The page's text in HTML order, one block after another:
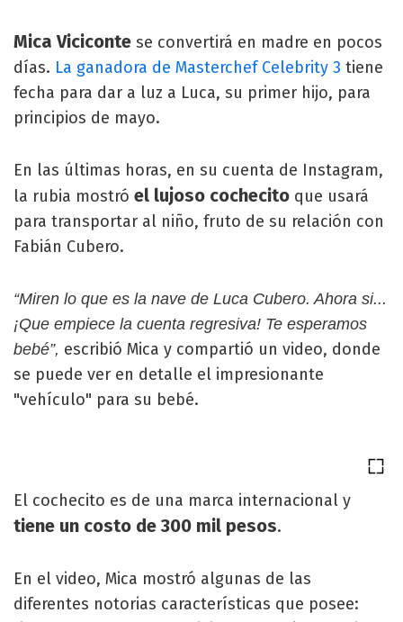
Mica Viciconte se convertirá en madre en pocos
días. La ganadora de Masterchef Celebrity 3 tiene
fecha para dar a luz a Luca, su primer hijo, para
principios de mayo.
En las últimas horas, en su cuenta de Instagram,
la rubia mostró el lujoso cochecito que usará
para transportar al niño, fruto de su relación con
Fabián Cubero.
“Miren lo que es la nave de Luca Cubero. Ahora si...
¡Que empiece la cuenta regresiva! Te esperamos
bebé”, escribió Mica y compartió un video, donde
se puede ver en detalle el impresionante
"vehículo" para su bebé.
El cochecito es de una marca internacional y
tiene un costo de 300 mil pesos.
En el video, Mica mostró algunas de las
diferentes notorias características que posee: